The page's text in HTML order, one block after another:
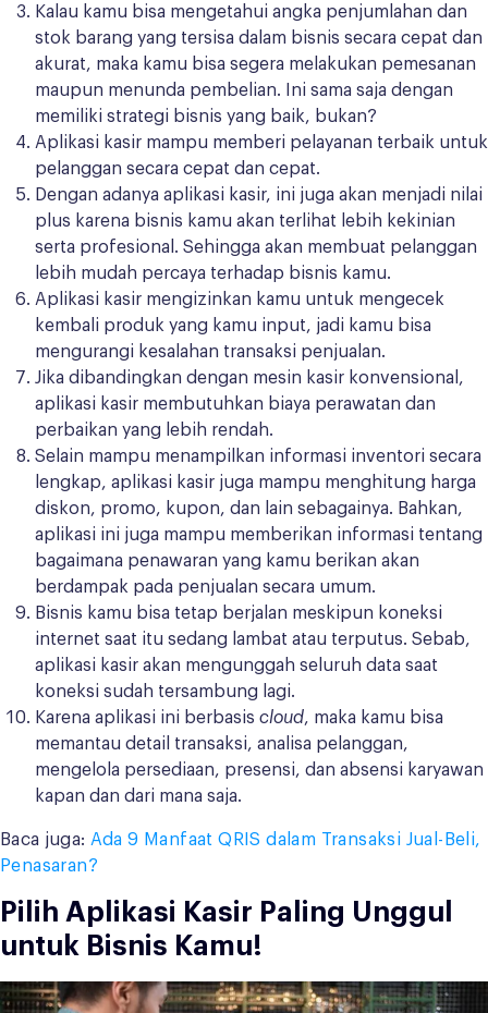
Kalau kamu bisa mengetahui angka penjumlahan dan
stok barang yang tersisa dalam bisnis secara cepat dan
akurat, maka kamu bisa segera melakukan pemesanan
maupun menunda pembelian. Ini sama saja dengan
memiliki strategi bisnis yang baik, bukan?
Aplikasi kasir mampu memberi pelayanan terbaik untuk
pelanggan secara cepat dan cepat.
Dengan adanya aplikasi kasir, ini juga akan menjadi nilai
plus karena bisnis kamu akan terlihat lebih kekinian
serta profesional. Sehingga akan membuat pelanggan
lebih mudah percaya terhadap bisnis kamu.
Aplikasi kasir mengizinkan kamu untuk mengecek
kembali produk yang kamu input, jadi kamu bisa
mengurangi kesalahan transaksi penjualan.
Jika dibandingkan dengan mesin kasir konvensional,
aplikasi kasir membutuhkan biaya perawatan dan
perbaikan yang lebih rendah.
Selain mampu menampilkan informasi inventori secara
lengkap, aplikasi kasir juga mampu menghitung harga
diskon, promo, kupon, dan lain sebagainya. Bahkan,
aplikasi ini juga mampu memberikan informasi tentang
bagaimana penawaran yang kamu berikan akan
berdampak pada penjualan secara umum.
Bisnis kamu bisa tetap berjalan meskipun koneksi
internet saat itu sedang lambat atau terputus. Sebab,
aplikasi kasir akan mengunggah seluruh data saat
koneksi sudah tersambung lagi.
Karena aplikasi ini berbasis cloud, maka kamu bisa
memantau detail transaksi, analisa pelanggan,
mengelola persediaan, presensi, dan absensi karyawan
kapan dan dari mana saja.
Baca juga: Ada 9 Manfaat QRIS dalam Transaksi Jual-Beli,
Penasaran?
Pilih Aplikasi Kasir Paling Unggul
untuk Bisnis Kamu!